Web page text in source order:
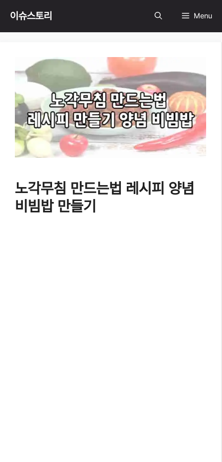
Skip
content
이슈스토리 Menu
노각무침 만드는법 레시피 양념
비빔밥 만들기